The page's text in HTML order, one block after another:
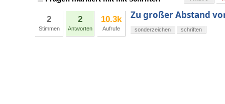
2
Stimmen
2
Antworten
10.3k
Aufrufe
Zu großer Abstand
sonderzeichen schriften